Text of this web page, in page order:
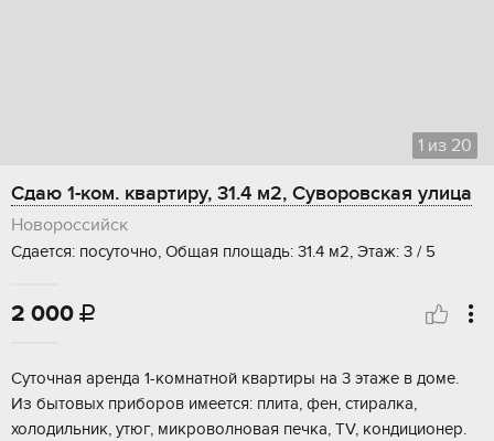
1 из 20
Сдаю 1-ком. квартиру, 31.4 м2, Суворовская улица
Новороссийск
Сдается: посуточно, Общая площадь: 31.4 м2, Этаж: 3 / 5
2 000 
Суточная аренда 1-комнатной квартиры на 3 этаже в доме.
Из бытовых приборов имеется: плита, фен, стиралка,
холодильник, утюг, микроволновая печка, TV, кондиционер.